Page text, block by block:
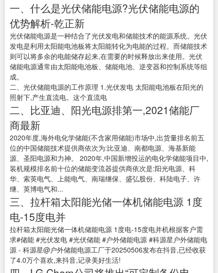
一、什么是光伏储能电源?光伏储能电源的
优势解析-乾正新
光伏储能电源是一种结合了光伏发电和储能技术的能源系统。光伏
发电是利用太阳能电池板将太阳能转化为电能的过程。而储能技术
则可以将多余的电能储存起来,在需要的时候释放出来使用。光伏
储能电源通常由太阳能电池板、储能电池、逆变器和控制系统等组
成。
二、光伏储能电源的工作原理 1.光伏发电 太阳能电池板在阳光的
照射下,产生直流电。这个直流电
二、比亚迪、阳光电源排第一,2021储能厂
商最新
2020年度,海外电化学储能(不含家用储能)市场中,出货量排名前五
位的中国储能技术提供商依次为:比亚迪、南都电源、海基新能
源、圣阳电源和力神。 2020年,中国新增投运的电化学储能项目中,
装机规模排名前十位的储能变流器提供商依次是:阳光电源、科
华、索英电气、上能电气、南瑞继保、盛弘股份、科陆电子、许
继、英博电气和...
三、拉杆箱太阳能光储一体机储能电源 1度
电-15度电并
拉杆箱太阳能光储一体机储能电源 1度电-15度电并机根据客户需
求#储能 #光伏发电 #光伏储能 #户外储能电源 #科源星户外储能电
源 - 科源星@户外储能电源工厂于20250506发布在抖音,已经收获
了4.0万个喜欢,来抖音,记录美好生活!